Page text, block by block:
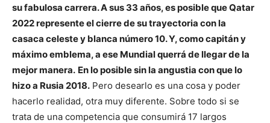
su fabulosa carrera. A sus 33 años, es posible que Qatar
2022 represente el cierre de su trayectoria con la
casaca celeste y blanca número 10. Y, como capitán y
máximo emblema, a ese Mundial querrá de llegar de la
mejor manera. En lo posible sin la angustia con que lo
hizo a Rusia 2018. Pero desearlo es una cosa y poder
hacerlo realidad, otra muy diferente. Sobre todo si se
trata de una competencia que consumirá 17 largos